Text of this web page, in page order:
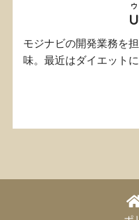
モジナビの開発業務を
味。最近はダイエット